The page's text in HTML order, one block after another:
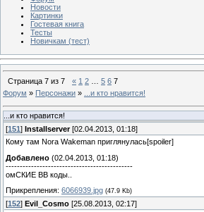
Новости
Картинки
Гостевая книга
Тесты
Новичкам (тест)
Страница 7 из 7 « 1 2 5 6 7
Форум » Персонажи » ...и кто нравится!
...и кто нравится!
[151] Installserver[02.04.2013, 01:18]
Кому там Nora Wakeman приглянулась[spoiler]
Добавлено (02.04.2013, 01:18)
---------------------------------------------
омСКИЕ BB коды..
Прикрепления: 6066939.jpg (47.9 Kb)
[152] Evil_Cosmo [25.08.2013, 02:17]